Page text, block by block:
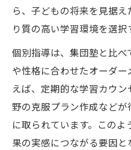
個別指導選びで
保護者目線で考
失敗しない個別
個別指導を選ぶ
保護者が重視す
安心できる個別指導
個別指導選びで
ら、子どもの将来を見据
り質の高い学習環境を選択
個別指導は、集団塾と比
や性格に合わせたオーダ
えば、定期的な学習カウ
野の克服プラン作成など
に取られています。この
果の実感につながる要因と